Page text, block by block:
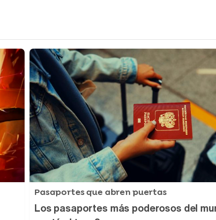
Canción ganadora de Eurovisión 2026: DARA con "Bangaranga" por Bulgaria
Pasaportes que abren puertas
Los pasaportes más poderosos del